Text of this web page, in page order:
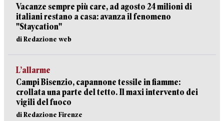
Vacanze sempre più care, ad agosto 24 milioni di
italiani restano a casa: avanza il fenomeno
"Staycation"
di Redazione web
L’allarme
Campi Bisenzio, capannone tessile in fiamme:
crollata una parte del tetto. Il maxi intervento dei
vigili del fuoco
di Redazione Firenze